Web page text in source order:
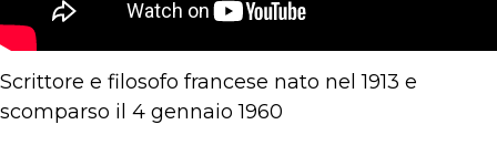
Scrittore e filosofo francese nato nel 1913 e
scomparso il 4 gennaio 1960